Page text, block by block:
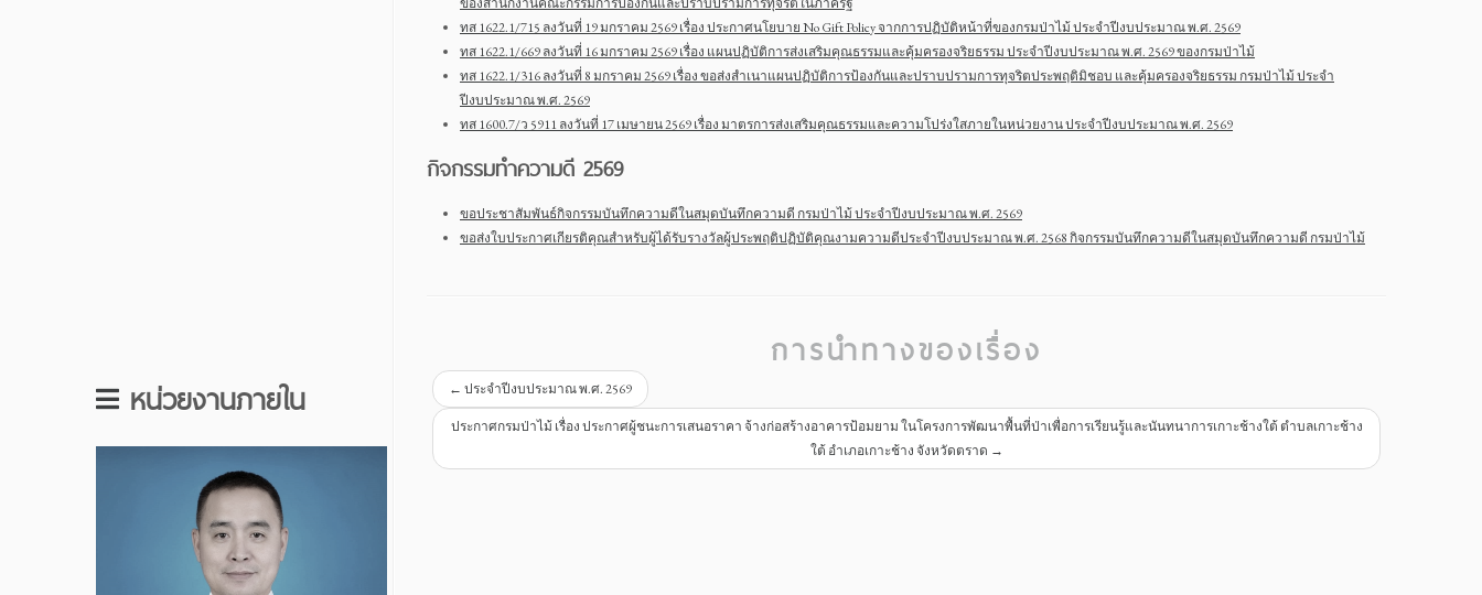
หน่วยงานภายใน
ทส 1622.1/715 ลงวันที่ 19 มกราคม 2569 เรื่อง ประกาศนโยบาย No Gift Policy จากการปฏิบัติหน้าที่ของกรมป่าไม้ ประจำปีงบประมาณ พ.ศ. 2569
ทส 1622.1/669 ลงวันที่ 16 มกราคม 2569 เรื่อง แผนปฏิบัติการส่งเสริมคุณธรรมและคุ้มครองจริยธรรม ประจำปีงบประมาณ พ.ศ. 2569 ของกรมป่าไม้
ทส 1622.1/316 ลงวันที่ 8 มกราคม 2569 เรื่อง ขอส่งสำเนาแผนปฏิบัติการป้องกันและปราบปรามการทุจริตประพฤติมิชอบ และคุ้มครองจริยธรรม กรมป่าไม้ ประจำ
ปีงบประมาณ พ.ศ. 2569
ทส 1600.7/ว 5911 ลงวันที่ 17 เมษายน 2569 เรื่อง มาตรการส่งเสริมคุณธรรมและความโปร่งใสภายในหน่วยงาน ประจำปีงบประมาณ พ.ศ. 2569
กิจกรรมทำความดี 2569
ขอประชาสัมพันธ์กิจกรรมบันทึกความดีในสมุดบันทึกความดี กรมป่าไม้ ประจำปีงบประมาณ พ.ศ. 2569
ขอส่งใบประกาศเกียรติคุณสำหรับผู้ได้รับรางวัลผู้ประพฤติปฏิบัติคุณงามความดีประจำปีงบประมาณ พ.ศ. 2568 กิจกรรมบันทึกความดีในสมุดบันทึกความดี กรมป่าไม้
การนำทางของเรื่อง
← ประจำปีงบประมาณ พ.ศ. 2569
ประกาศกรมป่าไม้ เรื่อง ประกาศผู้ชนะการเสนอราคา จ้างก่อสร้างอาคารป้อมยาม ในโครงการพัฒนาพื้นที่ป่าเพื่อการเรียนรู้และนันทนาการเกาะช้างใต้ ตำบลเกาะช้าง
ใต้ อำเภอเกาะช้าง จังหวัดตราด →